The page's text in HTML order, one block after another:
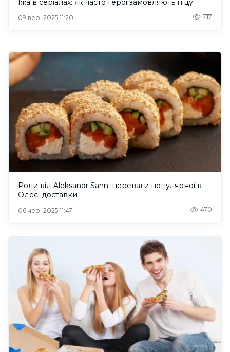
Їжа в серіалах: як часто герої замовляють піцу
09 вер. 2025 11:20 717
Роли від Aleksandr Sann: переваги популярної в
Одесі доставки
06 чер. 2025 11:47 470